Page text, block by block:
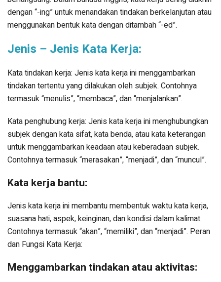
dengan “-ing” untuk menandakan tindakan berkelanjutan atau
menggunakan bentuk kata dengan ditambah “-ed”.
Jenis – Jenis Kata Kerja:
Kata tindakan kerja: Jenis kata kerja ini menggambarkan
tindakan tertentu yang dilakukan oleh subjek. Contohnya
termasuk “menulis”, “membaca”, dan “menjalankan”.
Kata penghubung kerja: Jenis kata kerja ini menghubungkan
subjek dengan kata sifat, kata benda, atau kata keterangan
untuk menggambarkan keadaan atau keberadaan subjek.
Contohnya termasuk “merasakan”, “menjadi”, dan “muncul”.
Kata kerja bantu:
Jenis kata kerja ini membantu membentuk waktu kata kerja,
suasana hati, aspek, keinginan, dan kondisi dalam kalimat.
Contohnya termasuk “akan”, “memiliki”, dan “menjadi”. Peran
dan Fungsi Kata Kerja:
Menggambarkan tindakan atau aktivitas: